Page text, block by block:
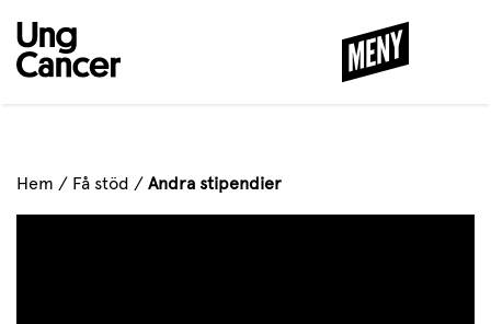
STÄNG
MENY
Hem / Få stöd / Andra stipendier